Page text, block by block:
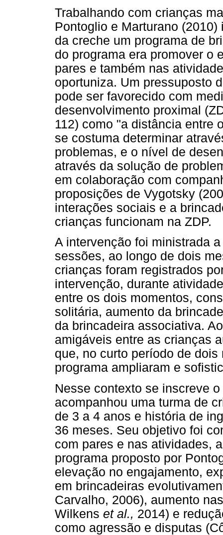
Trabalhando com crianças
Pontoglio e Marturano
da creche um programa de
do programa era promover o
pares e também nas
oportuniza. Um pressuposto
pode ser favorecido com
desenvolvimento proximal
112) como "a distância entre
se costuma determinar
problemas, e o nível de
através da solução de
em colaboração com
proposições de Vygotsky
interações sociais e a
crianças funcionam na ZDP.
A intervenção foi ministrada
sessões, ao longo de dois
crianças foram registrados
intervenção, durante
entre os dois momentos,
solitária, aumento da
da brincadeira associativa.
amigáveis entre as crianças
que, no curto período de
programa ampliaram e
Nesse contexto se inscreve
acompanhou uma turma de
de 3 a 4 anos e história de
36 meses. Seu objetivo foi
com pares e nas atividades,
programa proposto por
elevação no engajamento,
em brincadeiras
Carvalho, 2006), aumento
Wilkens et al., 2014) e
como agressão e disputas